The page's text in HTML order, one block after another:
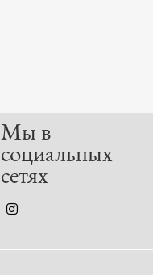
Мы в
социальных
сетях